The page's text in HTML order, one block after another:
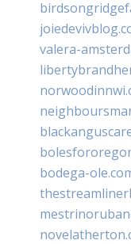
valera-
bodega-